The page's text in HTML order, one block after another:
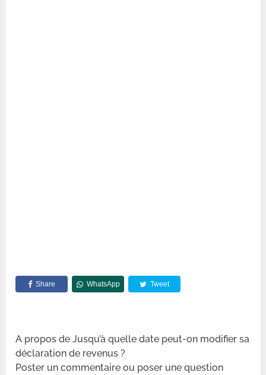
Share WhatsApp Tweet
A propos de Jusqu’à quelle date peut-on modifier sa
déclaration de revenus ?
Poster un commentaire ou poser une question